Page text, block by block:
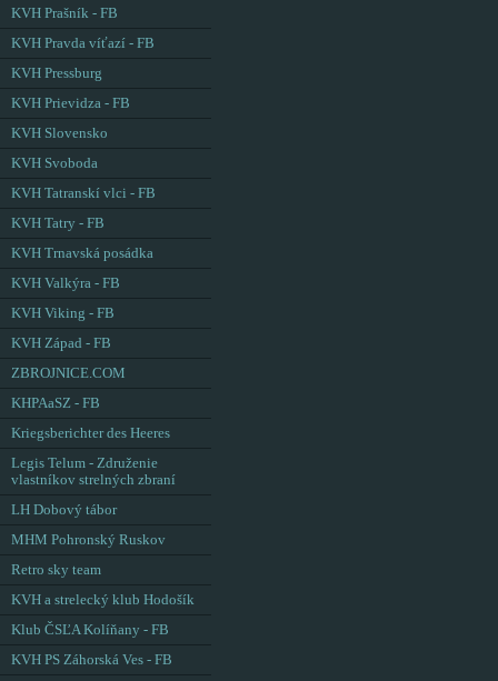
KVH Prašník - FB
KVH Pravda víťazí - FB
KVH Pressburg
KVH Prievidza - FB
KVH Slovensko
KVH Svoboda
KVH Tatranskí vlci - FB
KVH Tatry - FB
KVH Trnavská posádka
KVH Valkýra - FB
KVH Viking - FB
KVH Západ - FB
ZBROJNICE.COM
KHPAaSZ - FB
Kriegsberichter des Heeres
Legis Telum - Združenie
vlastníkov strelných zbraní
LH Dobový tábor
MHM Pohronský Ruskov
Retro sky team
KVH a strelecký klub Hodošík
Klub ČSĽA Kolíňany - FB
KVH PS Záhorská Ves - FB